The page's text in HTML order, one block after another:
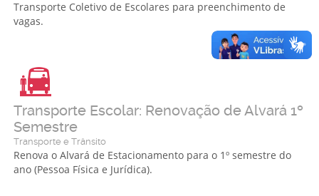
Transporte Coletivo de Escolares para preenchimento de
vagas.
Transporte Escolar: Renovação de Alvará 1º
Semestre
Transporte e Trânsito
Renova o Alvará de Estacionamento para o 1º semestre do
ano (Pessoa Física e Jurídica).